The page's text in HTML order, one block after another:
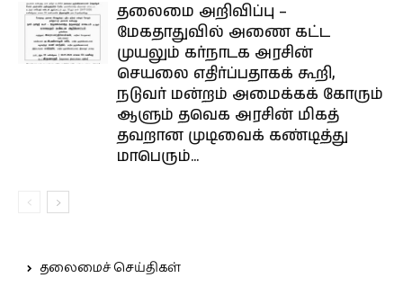
தலைமை அறிவிப்பு –
மேகதாதுவில் அணை கட்ட
முயலும் கர்நாடக அரசின்
செயலை எதிர்ப்பதாகக் கூறி,
நடுவர் மன்றம் அமைக்கக் கோரும்
ஆளும் தவெக அரசின் மிகத்
தவறான முடிவைக் கண்டித்து
மாபெரும்...
தலைமைச் செய்திகள்